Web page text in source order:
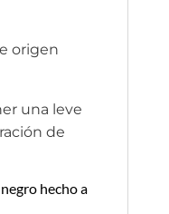
origen
una leve
de
hecho a